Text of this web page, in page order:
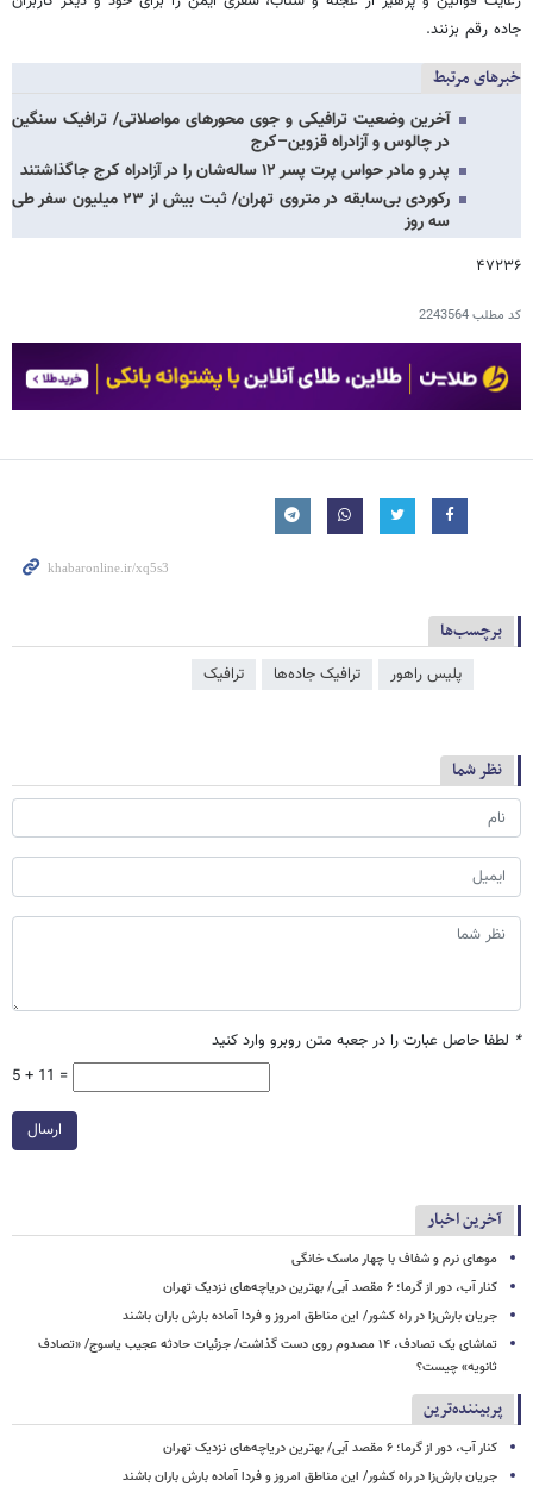
جاده رقم بزنند.
خبرهای مرتبط
آخرین وضعیت ترافیکی و جوی محورهای مواصلاتی/ ترافیک سنگین
در چالوس و آزادراه قزوین–کرج
پدر و مادر حواس پرت پسر ۱۲ ساله‌شان را در آزادراه کرج جاگذاشتند
رکوردی بی‌سابقه در متروی تهران/ ثبت بیش از ۲۳ میلیون سفر طی
سه روز
۴۷۲۳۶
کد مطلب2243564
برچسب‌ها
پلیس راهور ترافیک جاده‌ها ترافیک
نظر شما
* لطفا حاصل عبارت را در جعبه متن روبرو وارد کنید
5 + 11 =
ارسال
آخرین اخبار
موهای نرم و شفاف با چهار ماسک خانگی
کنار آب، دور از گرما؛ ۶ مقصد آبی/ بهترین دریاچه‌های نزدیک تهران
جریان بارش‌زا در راه کشور/ این مناطق امروز و فردا آماده بارش باران باشند
تماشای یک تصادف، ۱۴ مصدوم روی دست گذاشت/ جزئیات حادثه عجیب یاسوج/ «تصادف
ثانویه» چیست؟
پربیننده‌ترین
کنار آب، دور از گرما؛ ۶ مقصد آبی/ بهترین دریاچه‌های نزدیک تهران
جریان بارش‌زا در راه کشور/ این مناطق امروز و فردا آماده بارش باران باشند